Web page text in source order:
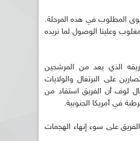
المطلوب في هذه المرحلة.
وعلينا الوصول لما نريده
الذي يعد من المرشحين
على البرتغال والولايات
لوف أن الفريق استفاد من
في أمريكا الجنوبية.
على سوء إنهاء الهجمات